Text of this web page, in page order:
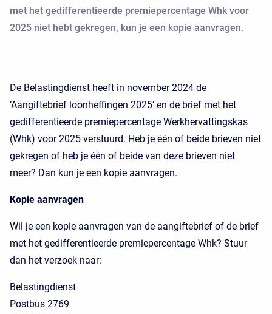
met het gedifferentieerde premiepercentage Whk voor
2025 niet hebt gekregen, kun je een kopie aanvragen.
De Belastingdienst heeft in november 2024 de
‘Aangiftebrief loonheffingen 2025’ en de brief met het
gedifferentieerde premiepercentage Werkhervattingskas
(Whk) voor 2025 verstuurd. Heb je één of beide brieven niet
gekregen of heb je één of beide van deze brieven niet
meer? Dan kun je een kopie aanvragen.
Kopie aanvragen
Wil je een kopie aanvragen van de aangiftebrief of de brief
met het gedifferentieerde premiepercentage Whk? Stuur
dan het verzoek naar:
Belastingdienst
Postbus 2769